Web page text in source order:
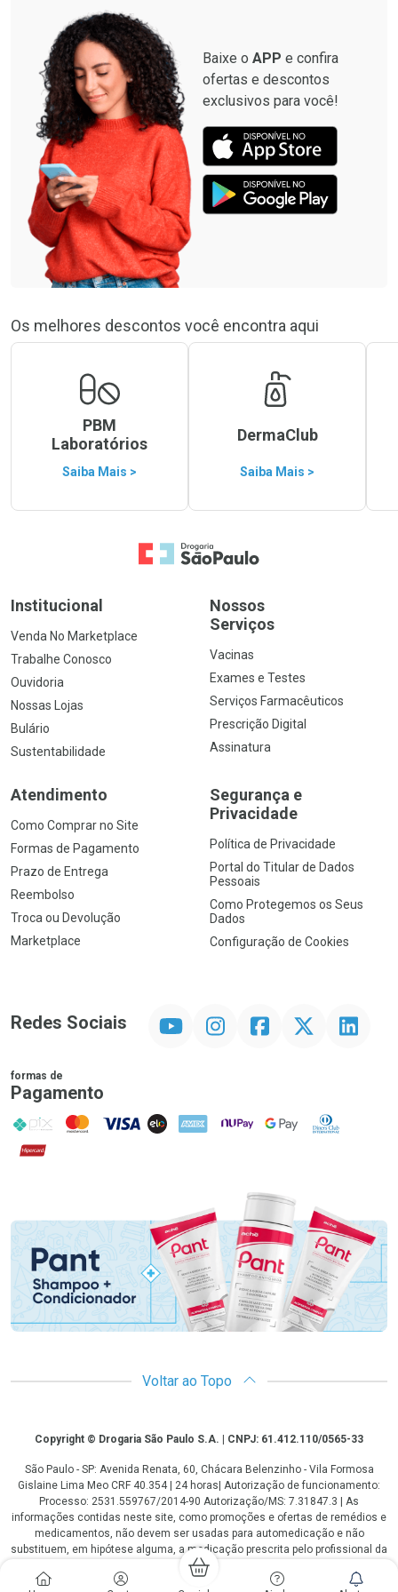
Baixe o APP e confira
ofertas e descontos
exclusivos para você!
Os melhores descontos você encontra aqui
PBM
Laboratórios
Saiba Mais >
DermaClub
Saiba Mais >
Ir para a Home
Institucional
Venda No Marketplace
Trabalhe Conosco
Ouvidoria
Nossas Lojas
Bulário
Sustentabilidade
Nossos
Serviços
Vacinas
Exames e Testes
Serviços Farmacêuticos
Prescrição Digital
Assinatura
Atendimento
Como Comprar no Site
Formas de Pagamento
Prazo de Entrega
Reembolso
Troca ou Devolução
Marketplace
Segurança e
Privacidade
Política de Privacidade
Portal do Titular de Dados
Pessoais
Como Protegemos os Seus
Dados
Configuração de Cookies
Redes Sociais InstagramFacebookTwitter Linkedin
formas de
Pagamento
PIX MasterCard
VISA ELO AMEX NuPay Google PayDiners Club
Hipercard
Voltar ao Topo
CopyrightCopyright © Drogaria São Paulo S.A. | CNPJ: 61.412.110/0565-33
São Paulo - SP: Avenida Renata, 60, Chácara Belenzinho - Vila Formosa
Gislaine Lima Meo CRF 40.354 | 24 horas| Autorização de funcionamento:
Processo: 2531.559767/2014-90 Autorização/MS: 7.31847.3 | As
informações contidas neste site, como promoções e ofertas de remédios e
medicamentos, não devem ser usadas para automedicação e não
substituem, em hipótese alguma, a medicação prescrita pelo profissional da
área médica. Somente o médico está em condições de diagnosticar
qualquer problema de saúde e prescrever o tratamento adequado. Os